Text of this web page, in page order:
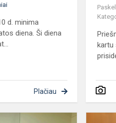
d. minima
diena. Ši diena
Plačiau
kartu